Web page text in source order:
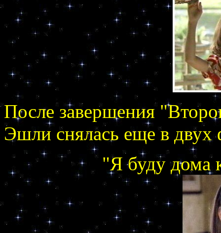
После завершения
Эшли снялась еще в двух
"Я буду дома